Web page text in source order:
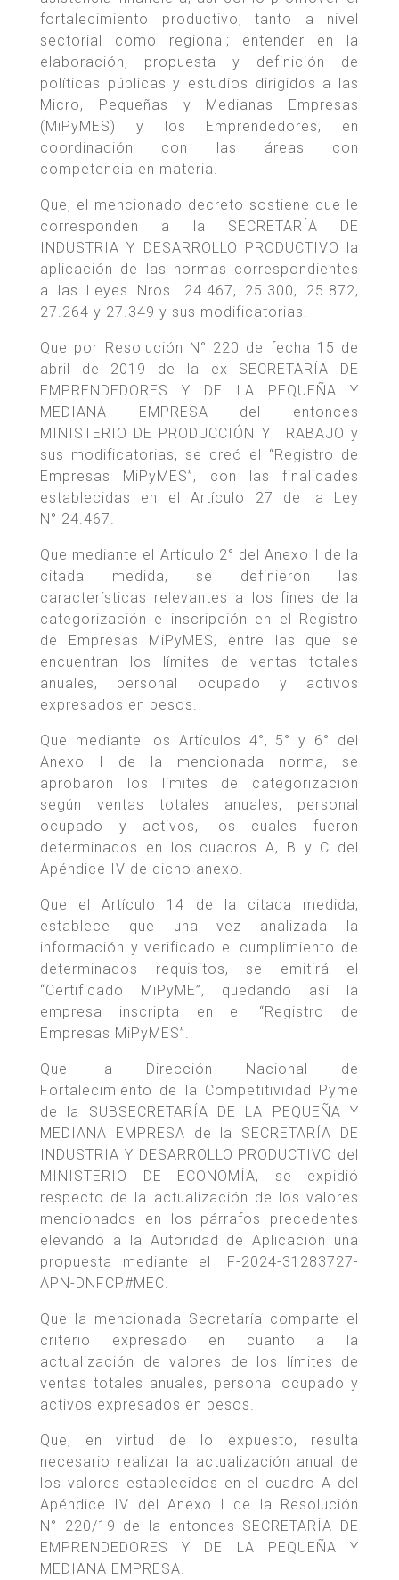
fortalecimiento productivo, tanto a nivel
sectorial como regional; entender en la
elaboración, propuesta y definición de
políticas públicas y estudios dirigidos a las
Micro, Pequeñas y Medianas Empresas
(MiPyMES) y los Emprendedores, en
coordinación con las áreas con
competencia en materia.
Que, el mencionado decreto sostiene que le
corresponden a la SECRETARÍA DE
INDUSTRIA Y DESARROLLO PRODUCTIVO la
aplicación de las normas correspondientes
a las Leyes Nros. 24.467, 25.300, 25.872,
27.264 y 27.349 y sus modificatorias.
Que por Resolución N° 220 de fecha 15 de
abril de 2019 de la ex SECRETARÍA DE
EMPRENDEDORES Y DE LA PEQUEÑA Y
MEDIANA EMPRESA del entonces
MINISTERIO DE PRODUCCIÓN Y TRABAJO y
sus modificatorias, se creó el “Registro de
Empresas MiPyMES”, con las finalidades
establecidas en el Artículo 27 de la Ley
N° 24.467.
Que mediante el Artículo 2° del Anexo I de la
citada medida, se definieron las
características relevantes a los fines de la
categorización e inscripción en el Registro
de Empresas MiPyMES, entre las que se
encuentran los límites de ventas totales
anuales, personal ocupado y activos
expresados en pesos.
Que mediante los Artículos 4°, 5° y 6° del
Anexo I de la mencionada norma, se
aprobaron los límites de categorización
según ventas totales anuales, personal
ocupado y activos, los cuales fueron
determinados en los cuadros A, B y C del
Apéndice IV de dicho anexo.
Que el Artículo 14 de la citada medida,
establece que una vez analizada la
información y verificado el cumplimiento de
determinados requisitos, se emitirá el
“Certificado MiPyME”, quedando así la
empresa inscripta en el “Registro de
Empresas MiPyMES”.
Que la Dirección Nacional de
Fortalecimiento de la Competitividad Pyme
de la SUBSECRETARÍA DE LA PEQUEÑA Y
MEDIANA EMPRESA de la SECRETARÍA DE
INDUSTRIA Y DESARROLLO PRODUCTIVO del
MINISTERIO DE ECONOMÍA, se expidió
respecto de la actualización de los valores
mencionados en los párrafos precedentes
elevando a la Autoridad de Aplicación una
propuesta mediante el IF-2024-31283727-
APN-DNFCP#MEC.
Que la mencionada Secretaría comparte el
criterio expresado en cuanto a la
actualización de valores de los límites de
ventas totales anuales, personal ocupado y
activos expresados en pesos.
Que, en virtud de lo expuesto, resulta
necesario realizar la actualización anual de
los valores establecidos en el cuadro A del
Apéndice IV del Anexo I de la Resolución
N° 220/19 de la entonces SECRETARÍA DE
EMPRENDEDORES Y DE LA PEQUEÑA Y
MEDIANA EMPRESA.